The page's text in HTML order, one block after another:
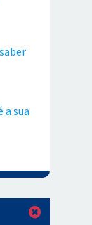
a sua